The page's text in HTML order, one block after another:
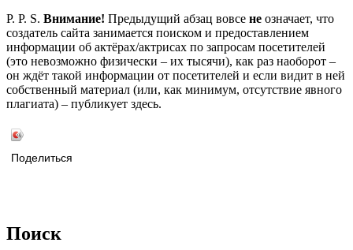
P. P. S. Внимание! Предыдущий абзац вовсе не означает, что
создатель сайта занимается поиском и предоставлением
информации об актёрах/актрисах по запросам посетителей
(это невозможно физически – их тысячи), как раз наоборот –
он ждёт такой информации от посетителей и если видит в ней
собственный материал (или, как минимум, отсутствие явного
плагиата) – публикует здесь.
Поделиться
Поиск